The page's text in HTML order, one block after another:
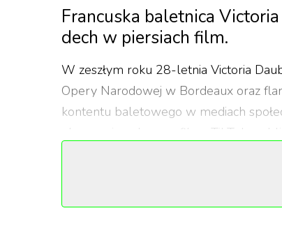
Francuska baletnica
dech w piersiach film.
W zeszłym roku 28-letnia Victoria
Opery Narodowej w Bordeaux oraz
kontentu baletowego w mediach
obserwujących, a profil na TikToku –
Antarktydzie. Stwierdzili, że to świetna
warunki będą wymagające, ale